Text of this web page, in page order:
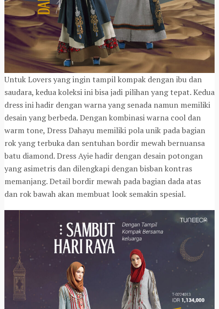
Untuk Lovers yang ingin tampil kompak dengan ibu dan
saudara, kedua koleksi ini bisa jadi pilihan yang tepat. Kedua
dress ini hadir dengan warna yang senada namun memiliki
desain yang berbeda. Dengan kombinasi warna cool dan
warm tone, Dress Dahayu memiliki pola unik pada bagian
rok yang terbuka dan sentuhan bordir mewah bernuansa
batu diamond. Dress Ayie hadir dengan desain potongan
yang asimetris dan dilengkapi dengan bisban kontras
memanjang. Detail bordir mewah pada bagian dada atas
dan rok bawah akan membuat look semakin spesial.